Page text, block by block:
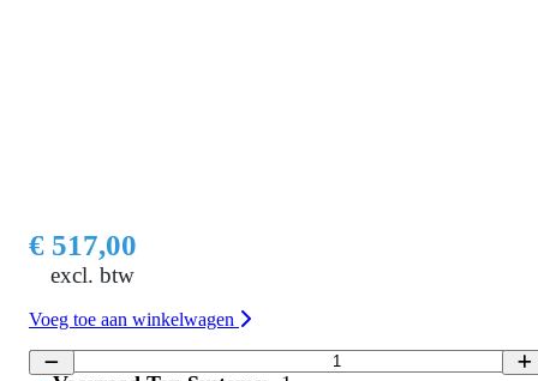
€ 517,00
excl. btw
Voeg toe aan winkelwagen